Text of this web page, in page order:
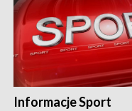
Informacje Sport